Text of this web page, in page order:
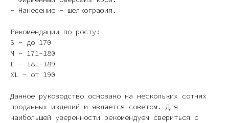
- Нанесение - шелкография.
Рекомендации по росту:
S - до 170
M - 171-180
L - 181-189
XL - от 190
Данное руководство основано на нескольких сотнях
проданных изделий и является советом. Для
наибольшей уверенности рекомендуем свериться с